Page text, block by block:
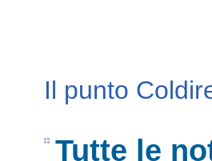
Il punto
Tutte le